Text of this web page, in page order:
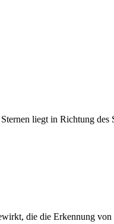
liegt in Richtung des
die die Erkennung